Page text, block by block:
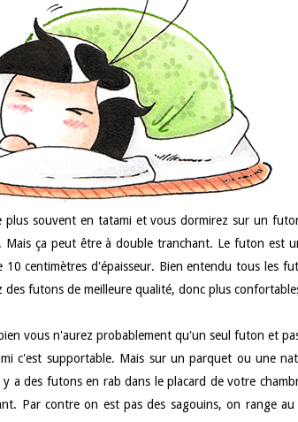
plus souvent en tatami et vous dormirez sur un
ça peut être à double tranchant. Le futon est
centimètres d'épaisseur. Bien entendu tous les
des futons de meilleure qualité, donc plus
vous n'aurez probablement qu'un seul futon et
c'est supportable. Mais sur un parquet ou une
a des futons en rab dans le placard de votre
Par contre on est pas des sagouins, on range